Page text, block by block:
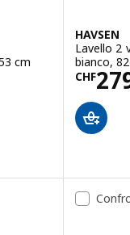
cm
159.00
4 fuori da 5
HAVSEN
Lavello 2
bianco,
CHF